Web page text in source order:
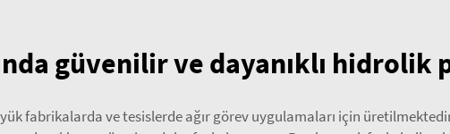
güvenilir ve dayanıklı hidrolik
fabrikalarda ve tesislerde ağır görev uygulamaları için